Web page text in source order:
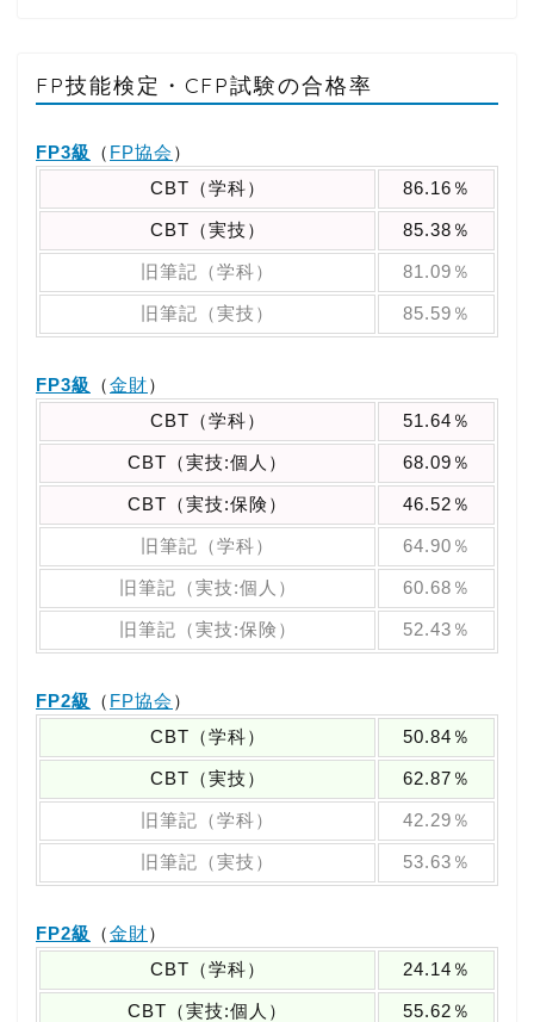
FP技能検定・CFP試験の合格率
FP3級 （ FP協会 ）
CBT（学科）
86.16％
CBT（実技） 85.38％
旧筆記（学科） 81.09％
旧筆記（実技） 85.59％
FP3級 （金財）
CBT（学科）
51.64％
CBT（実技:個人） 68.09％
CBT（実技:保険） 46.52％
旧筆記（学科） 64.90％
旧筆記（実技:個人） 60.68％
旧筆記（実技:保険） 52.43％
FP2級 （ FP協会 ）
CBT（学科）
50.84％
CBT（実技） 62.87％
旧筆記（学科） 42.29％
旧筆記（実技） 53.63％
FP2級 （金財）
CBT（学科）
24.14％
CBT（実技:個人） 55.62％